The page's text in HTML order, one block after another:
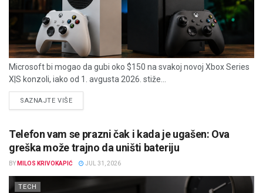
Microsoft bi mogao da gubi oko $150 na svakoj novoj Xbox Series
X|S konzoli, iako od 1. avgusta 2026. stiže...
SAZNAJTE VIŠEDETAILS
Telefon vam se prazni čak i kada je ugašen: Ova
greška može trajno da uništi bateriju
BY MILOS KRIVOKAPIĆ JUL 31, 2026
TECH